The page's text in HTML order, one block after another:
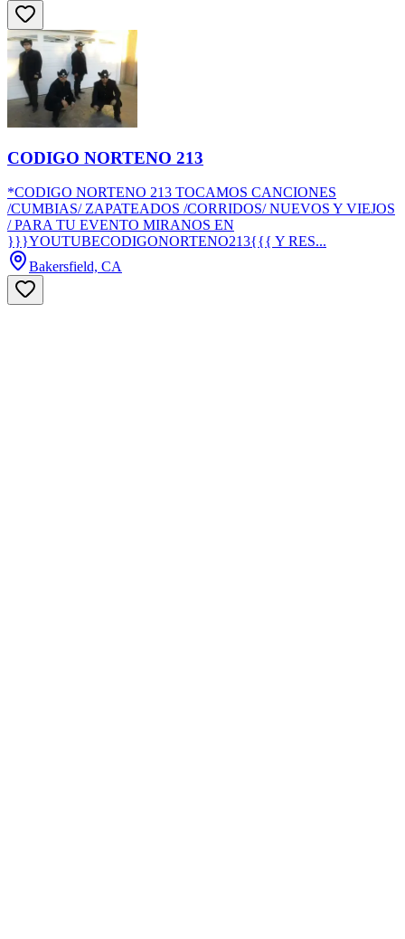
CODIGO NORTENO 213
*CODIGO NORTENO 213 TOCAMOS CANCIONES
/CUMBIAS/ ZAPATEADOS /CORRIDOS/ NUEVOS Y VIEJOS
/ PARA TU EVENTO MIRANOS EN
}}}YOUTUBECODIGONORTENO213{{{ Y RES...
Bakersfield, CA